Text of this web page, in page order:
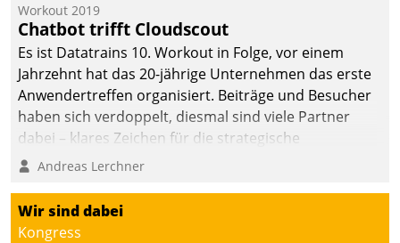
Quartier. Dazwischen
zeigte Datatrain, was es
Neues zu bieten hat.
Workout 2019
Chatbot trifft Cloudscout
Es ist Datatrains 10. Workout in Folge, vor einem
Jahrzehnt hat das 20-jährige Unternehmen das erste
Anwendertreffen organisiert. Beiträge und Besucher
haben sich verdoppelt, diesmal sind viele Partner
dabei – klares Zeichen für die strategische
Fokussierung auf den Kunden.
Andreas Lerchner
Wir sind dabei
Kongress